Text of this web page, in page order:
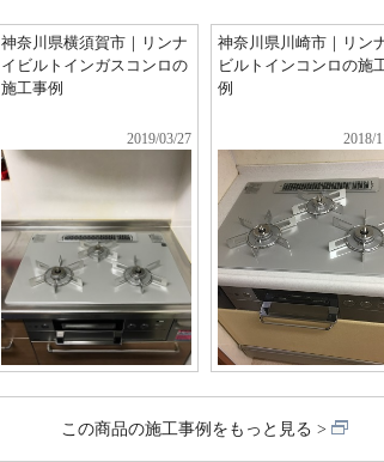
神奈川県横須賀市｜リンナ
イビルトインガスコンロの
施工事例
2019/03/27
神奈川県川崎市｜リン
ビルトインコンロの施
例
2018/
この商品の施工事例をもっと見る